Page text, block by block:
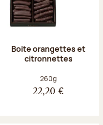
Boite orangettes et
citronnettes
Poids net :
260g
22,20 €